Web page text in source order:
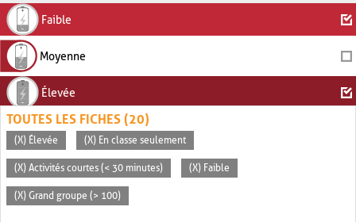
Faible
Moyenne
Élevée
TOUTES LES FICHES (20)
(X) Élevée (X) En classe seulement
(X) Activités courtes (< 30 minutes) (X) Faible
(X) Grand groupe (> 100)